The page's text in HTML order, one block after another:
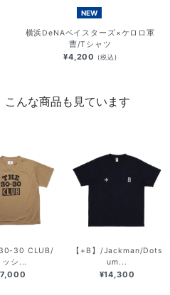
NEW
横浜DeNAベイスターズ×ケロロ軍
曹/Tシャツ
¥4,200 (税込)
こんな商品も見ています
30-30 CLUB/
ッシ...
【+B】/Jackman/Dots
um...
¥14,300